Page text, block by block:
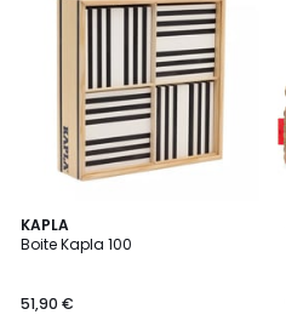
KAPLA
Boite Kapla 100
51,90 €